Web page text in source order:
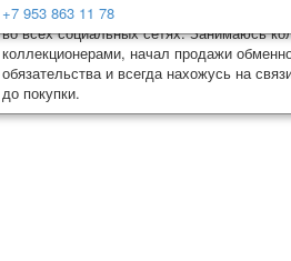
Колоды, почтовые открытки тщательно
оплаты. Исключение: репринт под заказ,
осуществляется почтой России с треком
момент покупки. По желанию
Вы покупаете колоды игральных карт,
во всех социальных сетях. Занимаюсь
коллекционерами, начал продажи
обязательства и всегда нахожусь на
до покупки.
+7 953 863 11 78
искусство мира